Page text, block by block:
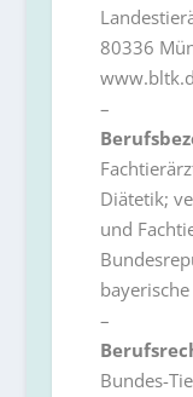
80336
–
Diätetik;
und
–
Bundes-